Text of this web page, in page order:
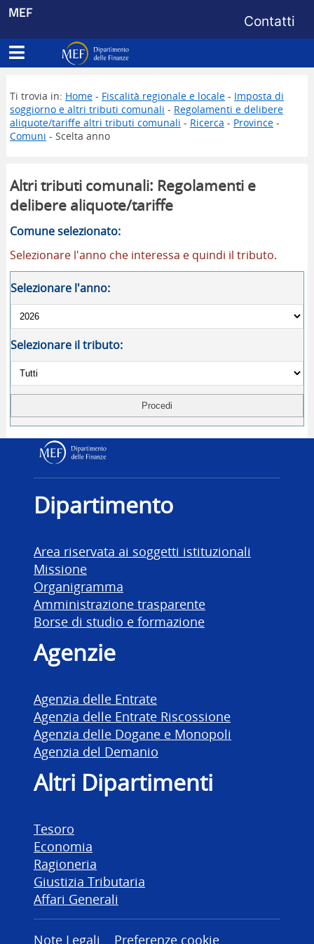
MEF Menu di
Contatti
Apri menu principale
Dipartimento delle Finanze
Ti trovia in: Home- Fiscalità regionale e locale- Imposta di
soggiorno e altri tributi comunali - Regolamenti e delibere
aliquote/tariffe altri tributi comunali - Ricerca - Province-
Comuni - Scelta anno
Altri tributi comunali: Regolamenti e
delibere aliquote/tariffe
Comune selezionato:
Selezionare l'anno che interessa e quindi il tributo.
Selezionare l'anno:
Selezionare il tributo:
Dipartimento delle
Dipartimento
Area riservata ai soggetti istituzionali
Missione
Organigramma
Amministrazione trasparente
Borse di studio e formazione
Agenzie
Agenzia delle Entrate
Agenzia delle Entrate Riscossione
Agenzia delle Dogane e Monopoli
Agenzia del Demanio
Altri Dipartimenti
Tesoro
Economia
Ragioneria
Giustizia Tributaria
Affari Generali
Note Legali Preferenze cookie